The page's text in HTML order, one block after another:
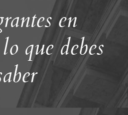
en
que debes